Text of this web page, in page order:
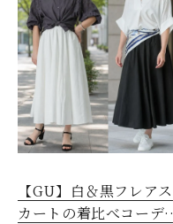
【GU】白＆黒フレアス
カートの着比べコーデ6